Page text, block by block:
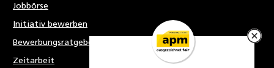
Jobbörse
Initiativ bewerben
Bewerbungsratgeber
Zeitarbeit